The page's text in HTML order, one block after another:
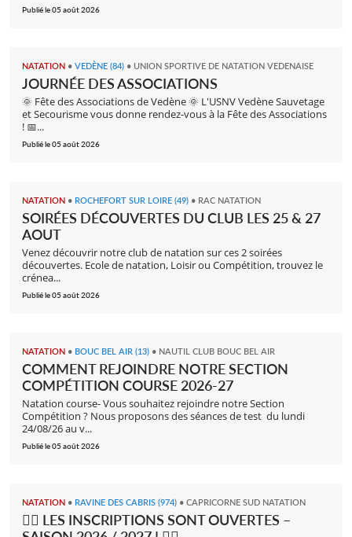
Publié le 05 août 2026
NATATION • VEDÈNE (84) • UNION SPORTIVE DE NATATION VEDENAISE
JOURNÉE DES ASSOCIATIONS
🌞 Fête des Associations de Vedène 🌞 L'USNV Vedène Sauvetage
et Secourisme vous donne rendez-vous à la Fête des Associations
! 📅...
Publié le 05 août 2026
NATATION • ROCHEFORT SUR LOIRE (49) • RAC NATATION
SOIRÉES DÉCOUVERTES DU CLUB LES 25 & 27
AOUT
Venez découvrir notre club de natation sur ces 2 soirées
découvertes. Ecole de natation, Loisir ou Compétition, trouvez le
crénea...
Publié le 05 août 2026
NATATION • BOUC BEL AIR (13) • NAUTIL CLUB BOUC BEL AIR
COMMENT REJOINDRE NOTRE SECTION
COMPÉTITION COURSE 2026-27
Natation course- Vous souhaitez rejoindre notre Section
Compétition ? Nous proposons des séances de test du lundi
24/08/26 au v...
Publié le 05 août 2026
NATATION • RAVINE DES CABRIS (974) • CAPRICORNE SUD NATATION
🏊‍♂️ LES INSCRIPTIONS SONT OUVERTES –